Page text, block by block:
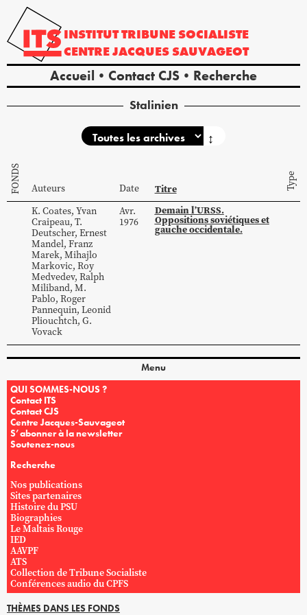
INSTITUTTRIBUNE SOCIALISTE
CENTREJACQUES SAUVAGEOT
Accueil Contact CJS Recherche
Stalinien
↕
FONDS Auteurs Date Titre Type
K. Coates, Yvan
Craipeau, T.
Deutscher, Ernest
Mandel, Franz
Marek, Mihajlo
Markovic, Roy
Medvedev, Ralph
Miliband, M.
Pablo, Roger
Pannequin, Leonid
Pliouchtch, G.
Vovack
Avr.
1976
Demain l’URSS.
Oppositions soviétiques et
gauche occidentale.
Menu
QUI SOMMES-NOUS ?
Contact ITS
Contact CJS
Centre Jacques-Sauvageot
S’abonner à la newsletter
Soutenez-nous
Recherche
Nos publications
Sites partenaires
Histoire du PSU
Biographies
Le Maltais Rouge
IED
AAVPF
ATS
Collection de Tribune Socialiste
Conférences audio du CPFS
THÈMES DANS LES FONDS